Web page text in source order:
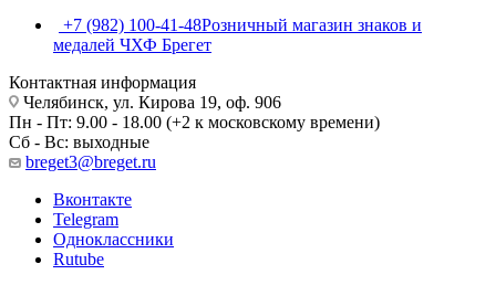
+7 (982) 100-41-48Розничный магазин знаков и
медалей ЧХФ Брегет
Контактная информация
Челябинск, ул. Кирова 19, оф. 906
Пн - Пт: 9.00 - 18.00 (+2 к московскому времени)
Сб - Вс: выходные
breget3@breget.ru
Вконтакте
Telegram
Одноклассники
Rutube